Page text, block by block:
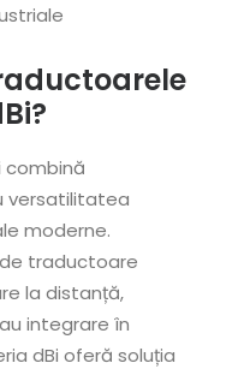
combină
versatilitatea
moderne.
traductoare
la distanță,
integrare în
dBi oferă soluția